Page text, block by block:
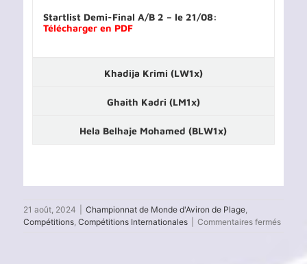
Startlist Demi-Final A/B 2 – le 21/08:
Télécharger en PDF
Khadija Krimi (LW1x)
Ghaith Kadri (LM1x)
Hela Belhaje Mohamed (BLW1x)
21 août, 2024 Championnat de Monde d'Aviron de Plage,
Compétitions, Compétitions Internationales Commentaires ferméssur
Monde